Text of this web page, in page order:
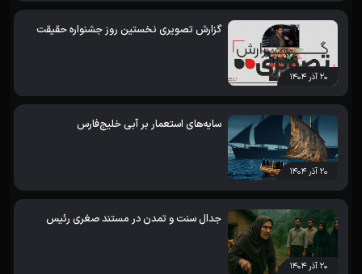
۲۰ آذر ۱۴۰۴
گزارش تصویری نخستین روز جشنواره حقیقت
۲۰ آذر ۱۴۰۴
سایه‌های استعمار بر آبی خلیج‌فارس
۲۰ آذر ۱۴۰۴
جدال سنت و تمدن در مستند صغری رئیس